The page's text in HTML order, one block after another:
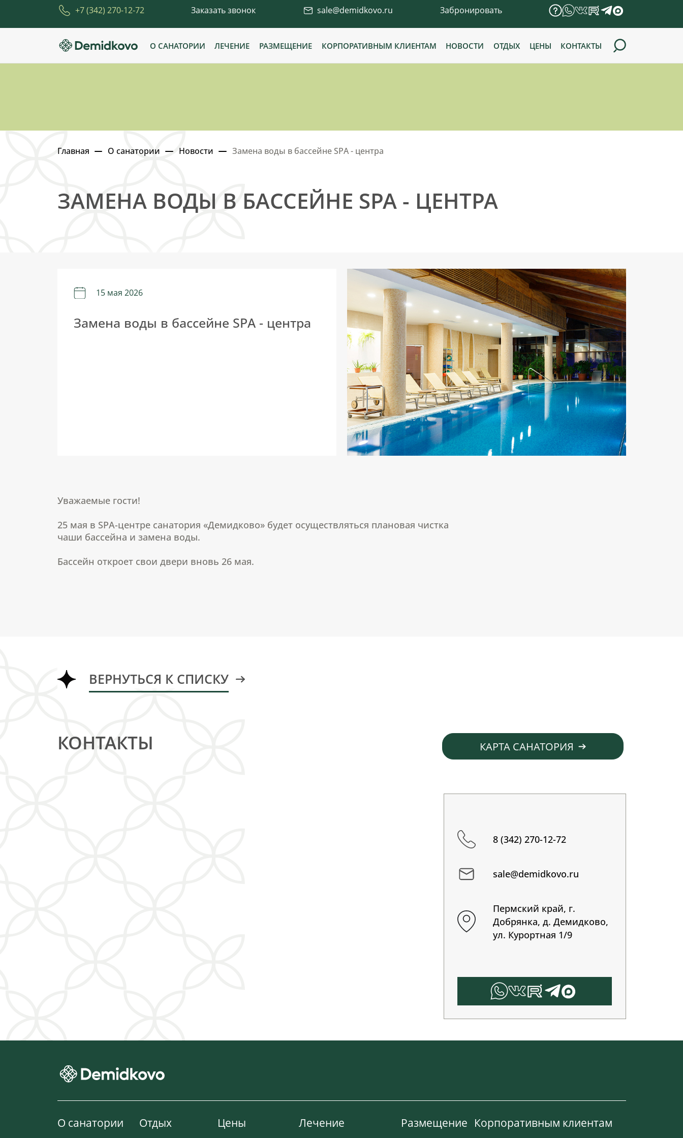
+7 (342) 270-12-72 Заказать звонок sale@demidkovo.ru Забронировать
О САНАТОРИИ ЛЕЧЕНИЕ РАЗМЕЩЕНИЕ КОРПОРАТИВНЫМ КЛИЕНТАМ НОВОСТИ ОТДЫХ ЦЕНЫ КОНТАКТЫ
Главная О санатории Новости Замена воды в бассейне SPA - центра
ЗАМЕНА ВОДЫ В БАССЕЙНЕ SPA - ЦЕНТРА
15 мая 2026
Замена воды в бассейне SPA - центра
Уважаемые гости!
25 мая в SPA-центре санатория «Демидково» будет осуществляться плановая чистка
чаши бассейна и замена воды.
Бассейн откроет свои двери вновь 26 мая.
ВЕРНУТЬСЯ К СПИСКУ
КОНТАКТЫ КАРТА САНАТОРИЯ
8 (342) 270-12-72
sale@demidkovo.ru
Пермский край, г.
Добрянка, д. Демидково,
ул. Курортная 1/9
О санатории Отдых Цены Лечение Размещение Корпоративным клиентам